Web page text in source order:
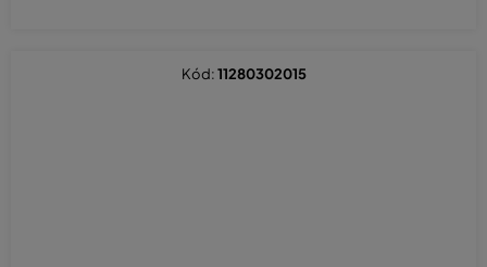
Kód:11280302015